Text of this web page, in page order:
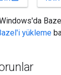
yükleme